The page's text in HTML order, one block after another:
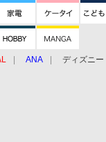
ANA ディズニー